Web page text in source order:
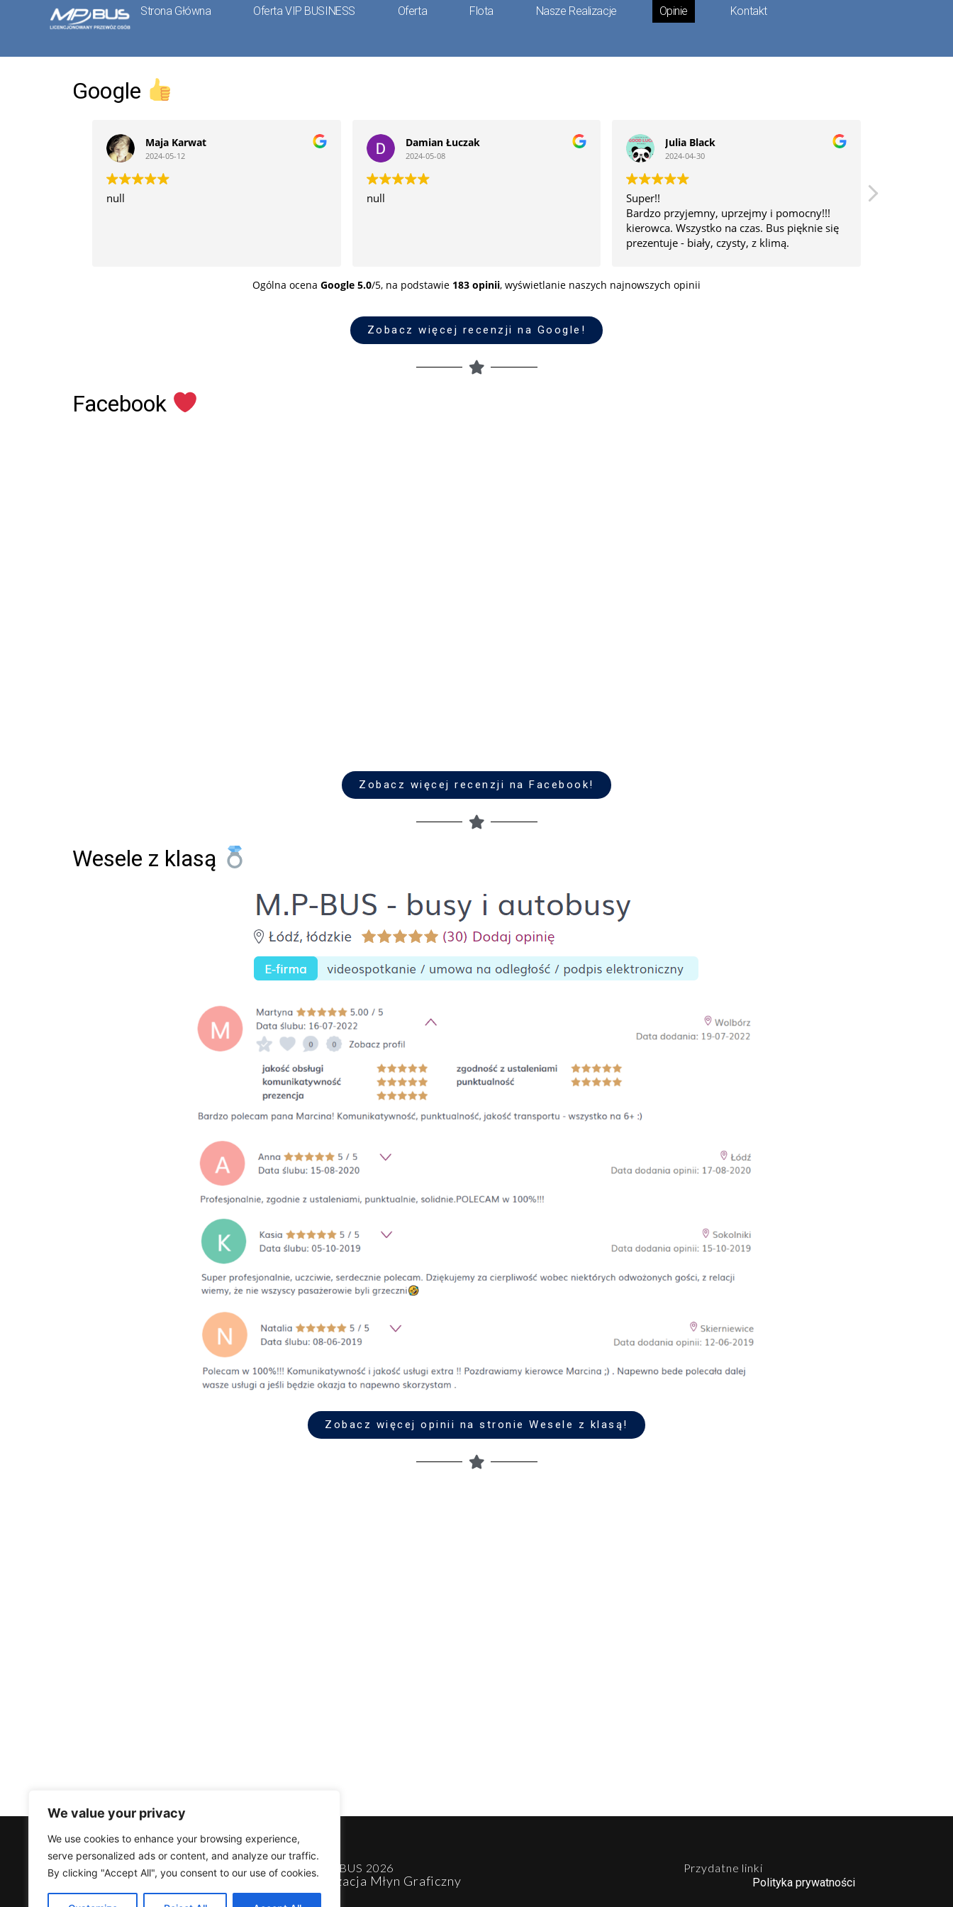
We value your privacy
We use cookies to enhance your browsing experience,
serve personalized ads or content, and analyze our traffic.
By clicking "Accept All", you consent to our use of cookies.
Strona Główna Oferta VIP BUSINESS Oferta Flota Nasze Realizacje Opinie Kontakt
Google
Maja Karwat
2024-05-12
null
Damian Łuczak
2024-05-08
null
Julia Black
2024-04-30
Super!!
Bardzo przyjemny, uprzejmy i pomocny!!!
kierowca. Wszystko na czas. Bus pięknie się
prezentuje - biały, czysty, z klimą.
Ogólna ocena Google 5.0/5, na podstawie 183 opinii, wyświetlanie naszych najnowszych opinii
Zobacz więcej recenzji na Google!
Facebook
Zobacz więcej recenzji na Facebook!
Wesele z klasą
Zobacz więcej opinii na stronie Wesele z klasą!
© MP BUS 2026
Realizacja Młyn Graficzny
Przydatne linki
Polityka prywatności